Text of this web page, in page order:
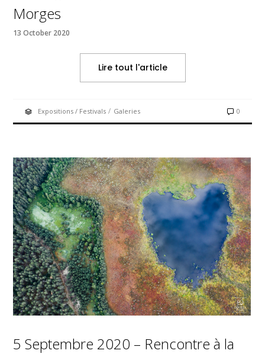
Morges
13 October 2020
Lire tout l'article
Expositions / Festivals / Galeries 0
5 Septembre 2020 – Rencontre à la